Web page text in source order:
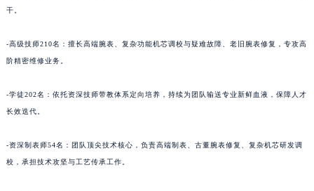
干。
-高级技师210名：擅长高端腕表、复杂功能机芯调校与疑难故障、老旧腕表修复，专攻高
阶精密维修业务。
-学徒202名：依托资深技师带教体系定向培养，持续为团队输送专业新鲜血液，保障人才
长效迭代。
-资深制表师54名：团队顶尖技术核心，负责高端制表、古董腕表修复、复杂机芯研发调
校，承担技术攻坚与工艺传承工作。